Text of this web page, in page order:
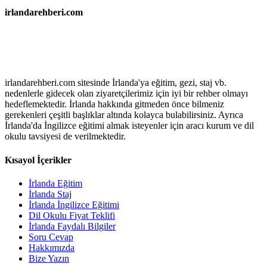
irlandarehberi.com
irlandarehberi.com sitesinde İrlanda'ya eğitim, gezi, staj vb.
nedenlerle gidecek olan ziyaretçilerimiz için iyi bir rehber olmayı
hedeflemektedir. İrlanda hakkında gitmeden önce bilmeniz
gerekenleri çeşitli başlıklar altında kolayca bulabilirsiniz. Ayrıca
İrlanda'da İngilizce eğitimi almak isteyenler için aracı kurum ve dil
okulu tavsiyesi de verilmektedir.
Kısayol İçerikler
İrlanda Eğitim
İrlanda Staj
İrlanda İngilizce Eğitimi
Dil Okulu Fiyat Teklifi
İrlanda Faydalı Bilgiler
Soru Cevap
Hakkımızda
Bize Yazın